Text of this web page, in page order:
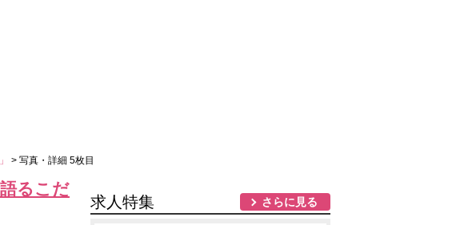
> 写真・詳細 5枚目
るこだ
求人特集 さらに見る